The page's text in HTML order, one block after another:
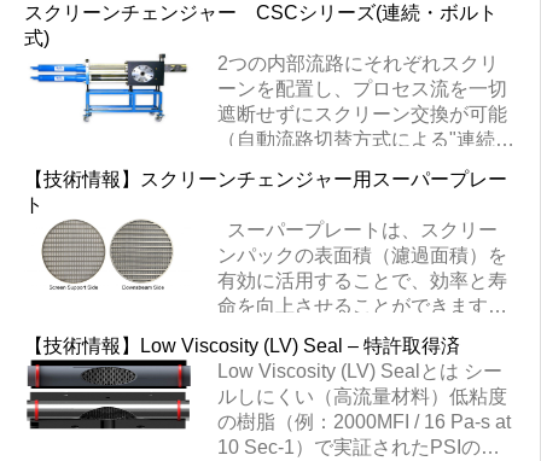
20MPa 最大温度 : 370℃
HSC（油圧式） 型式・能力表 型
式 (mmサイズ) スクリーン径
【mm】 ボア径 【mm】 ヒーター
【kW】 重量 【kg】 HSC-25 73
65 3.2 123 HSC-35 100 90 5.0 175
HSC-45 132 MAX120 7.2 254
HSC-60 167 150 9.6 352 HSC-65
MAX204 19.2 748 HSC-100 275
254 38.0 1,570 HSC-120 327 305
38.0 1,758 HSC-150 405 381 51.0
2,177 英文資料ダウンロード先
スクリーンチェンジャー CSCシリーズ(連続・ボルト
式)
2つの内部流路にそれぞれスクリ
ーンを配置し、プロセス流を一切
遮断せずにスクリーン交換が可能
（自動流路切替方式による"連続・
は、押出機側(上流)の圧力を監視
することで、スクリーンで取り除
かれた異物を排出させることが可
能。(スクリーンの交換サイクルの
効率化) シンプルな構造で、メン
テナンスは最小限 最大圧力 :
70MPa 最大差圧 : 10MPa 最大温
度 : 350℃ CSCシリーズ型式･能
力表 型式 最大吐出量 [㎏/h]* スク
リーン径 [mm] フィルタ面積 [c㎡]
ヒーター(定格240V) [kW] 重量 [kg]
【技術情報】スクリーンチェンジャー用スーパープレー
ト
ンパックの表面積（濾過面積）を
有効に活用することで、効率と寿
命を向上させることができます。
これにより、スクリーンの交換頻
度とコストを削減することができ
ます。 この効果は、スクリーン
パックをブレーカープレートの平
らで固い表面から離すことで得ら
【技術情報】Low Viscosity (LV) Seal – 特許取得済
Low Viscosity (LV) Sealとは シー
ルしにくい（高流量材料）低粘度
の樹脂（例：2000MFI / 16 Pa-s at
10 Sec-1）で実証されたPSIの特